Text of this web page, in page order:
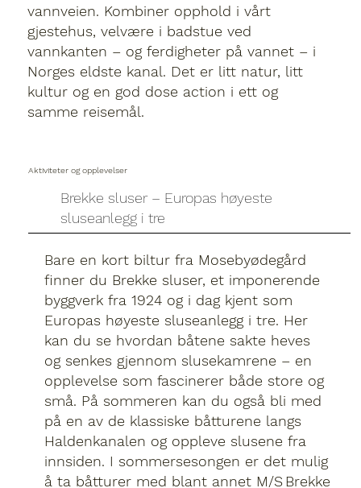
vannveien. Kombiner opphold i vårt
gjestehus, velvære i badstue ved
vannkanten – og ferdigheter på vannet – i
Norges eldste kanal. Det er litt natur, litt
kultur og en god dose action i ett og
samme reisemål.
Aktiviteter og opplevelser
Brekke sluser – Europas høyeste
sluseanlegg i tre
Bare en kort biltur fra Mosebyødegård
finner du Brekke sluser, et imponerende
byggverk fra 1924 og i dag kjent som
Europas høyeste sluseanlegg i tre. Her
kan du se hvordan båtene sakte heves
og senkes gjennom slusekamrene – en
opplevelse som fascinerer både store og
små. På sommeren kan du også bli med
på en av de klassiske båtturene langs
Haldenkanalen og oppleve slusene fra
innsiden. I sommersesongen er det mulig
å ta båtturer med blant annet M/S Brekke